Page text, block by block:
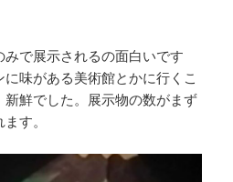
で展示されるの面白いです
味がある美術館とかに行くこ
新鮮でした。展示物の数がまず
す。